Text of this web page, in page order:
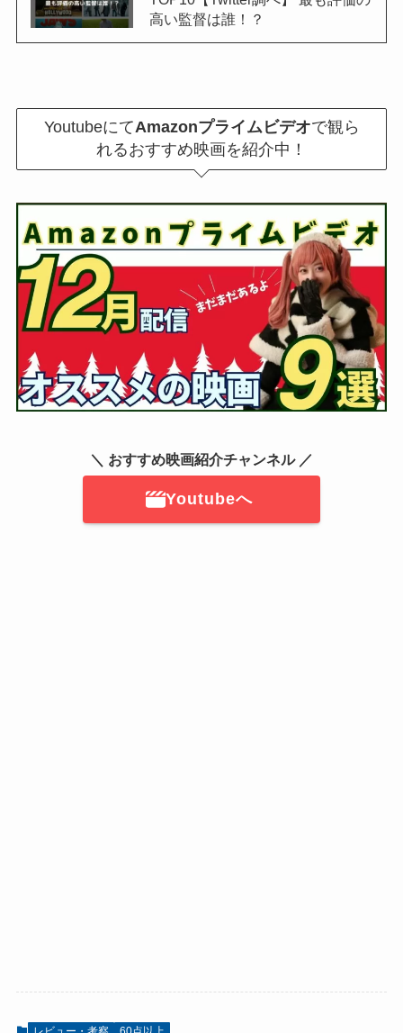
高い監督は誰！？
YoutubeにてAmazonプライムビデオで観ら
れるおすすめ映画を紹介中！
＼ おすすめ映画紹介チャンネル ／
Youtubeへ